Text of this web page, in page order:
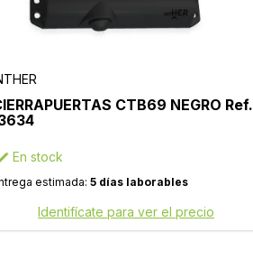
CTB69 NEGRO Ref.
En stock
estimada: 5 días laborables
Identifícate para ver el precio